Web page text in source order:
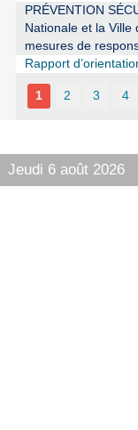
PRÉVENTION
Nationale et la
mesures de
Rapport
1 2 3 4
Jeudi 6 août 2026